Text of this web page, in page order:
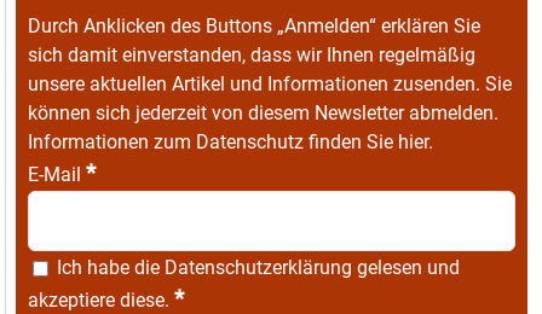
Durch Anklicken des Buttons „Anmelden“ erklären Sie
sich damit einverstanden, dass wir Ihnen regelmäßig
unsere aktuellen Artikel und Informationen zusenden. Sie
können sich jederzeit von diesem Newsletter abmelden.
Informationen zum Datenschutz finden Sie hier.
E-Mail *
Ich habe die Datenschutzerklärung gelesen und
akzeptiere diese. *